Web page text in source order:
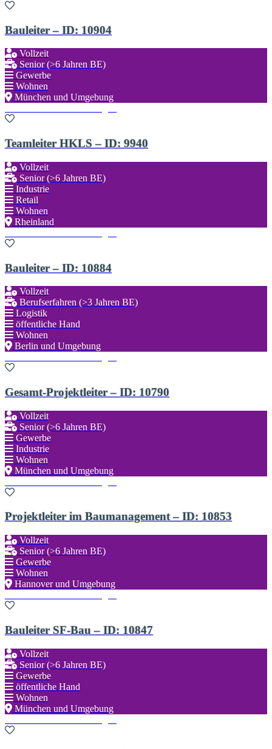
Bauleiter – ID: 10904
Vollzeit
Senior (>6 Jahren BE)
Gewerbe
Wohnen
München und Umgebung
Teamleiter HKLS – ID: 9940
Vollzeit
Senior (>6 Jahren BE)
Industrie
Retail
Wohnen
Rheinland
Bauleiter – ID: 10884
Vollzeit
Berufserfahren (>3 Jahren BE)
Logistik
öffentliche Hand
Wohnen
Berlin und Umgebung
Gesamt-Projektleiter – ID: 10790
Vollzeit
Senior (>6 Jahren BE)
Gewerbe
Industrie
Wohnen
München und Umgebung
Projektleiter im Baumanagement – ID: 10853
Vollzeit
Senior (>6 Jahren BE)
Gewerbe
Wohnen
Hannover und Umgebung
Bauleiter SF-Bau – ID: 10847
Vollzeit
Senior (>6 Jahren BE)
Gewerbe
öffentliche Hand
Wohnen
München und Umgebung